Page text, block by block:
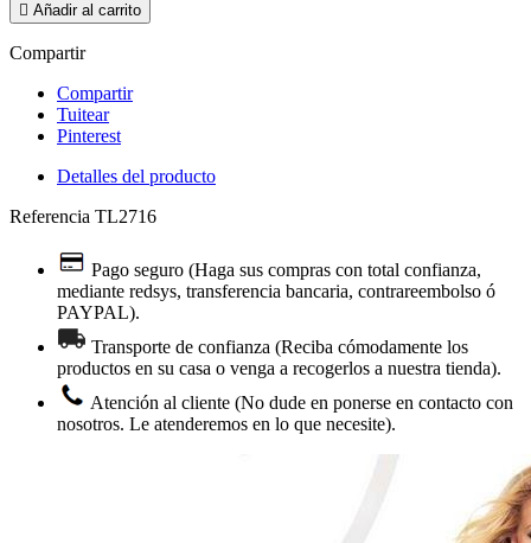
 Añadir al carrito
Compartir
Compartir
Tuitear
Pinterest
Detalles del producto
Referencia TL2716
Pago seguro (Haga sus compras con total confianza,
mediante redsys, transferencia bancaria, contrareembolso ó
PAYPAL).
Transporte de confianza (Reciba cómodamente los
productos en su casa o venga a recogerlos a nuestra tienda).
Atención al cliente (No dude en ponerse en contacto con
nosotros. Le atenderemos en lo que necesite).